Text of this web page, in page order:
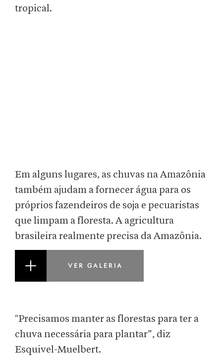
tropical.
Em alguns lugares, as chuvas na Amazônia
também ajudam a fornecer água para os
próprios fazendeiros de soja e pecuaristas
que limpam a floresta. A agricultura
brasileira realmente precisa da Amazônia.
VER GALERIA
"Precisamos manter as florestas para ter a
chuva necessária para plantar”, diz
Esquivel-Muelbert.